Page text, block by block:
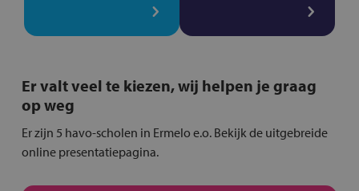
Er valt veel te kiezen, wij helpen je graag
op weg
Er zijn 5 havo-scholen in Ermelo e.o. Bekijk de uitgebreide
online presentatiepagina.